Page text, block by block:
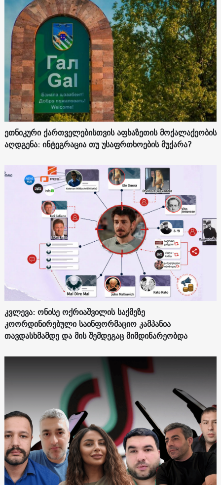
ეთნიკური ქართველებისთვის აფხაზეთის მოქალაქეობის
აღდგენა: ინტეგრაცია თუ უსაფრთხოების მუქარა?
კვლევა: ონისე ოქრიაშვილის საქმეზე
კოორდინირებული საინფორმაციო კამპანია
თავდასხმამდე და მის შემდეგაც მიმდინარეობდა